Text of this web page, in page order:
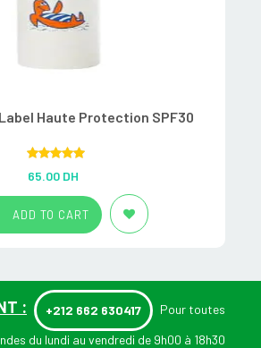
Haute Protection SPF30
out of 5
65.00 DH
ADD TO CART
: +212 662 630417 Pour toutes
du lundi au vendredi de 9h00 à 18h30